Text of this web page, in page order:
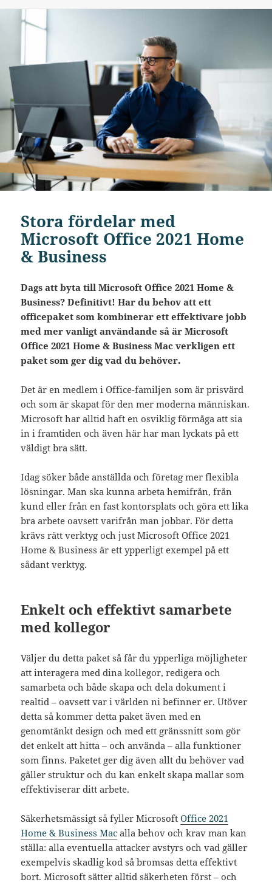
Stora fördelar med
Microsoft Office 2021 Home
& Business
Dags att byta till Microsoft Office 2021 Home &
Business? Definitivt! Har du behov att ett
officepaket som kombinerar ett effektivare jobb
med mer vanligt användande så är Microsoft
Office 2021 Home & Business Mac verkligen ett
paket som ger dig vad du behöver.
Det är en medlem i Office-familjen som är prisvärd
och som är skapat för den mer moderna människan.
Microsoft har alltid haft en osviklig förmåga att sia
in i framtiden och även här har man lyckats på ett
väldigt bra sätt.
Idag söker både anställda och företag mer flexibla
lösningar. Man ska kunna arbeta hemifrån, från
kund eller från en fast kontorsplats och göra ett lika
bra arbete oavsett varifrån man jobbar. För detta
krävs rätt verktyg och just Microsoft Office 2021
Home & Business är ett ypperligt exempel på ett
sådant verktyg.
Enkelt och effektivt samarbete
med kollegor
Väljer du detta paket så får du ypperliga möjligheter
att interagera med dina kollegor, redigera och
samarbeta och både skapa och dela dokument i
realtid – oavsett var i världen ni befinner er. Utöver
detta så kommer detta paket även med en
genomtänkt design och med ett gränssnitt som gör
det enkelt att hitta – och använda – alla funktioner
som finns. Paketet ger dig även allt du behöver vad
gäller struktur och du kan enkelt skapa mallar som
effektiviserar ditt arbete.
Säkerhetsmässigt så fyller MicrosoftOffice 2021
Home & Business Mac alla behov och krav man kan
ställa: alla eventuella attacker avstyrs och vad gäller
exempelvis skadlig kod så bromsas detta effektivt
bort. Microsoft sätter alltid säkerheten först – och